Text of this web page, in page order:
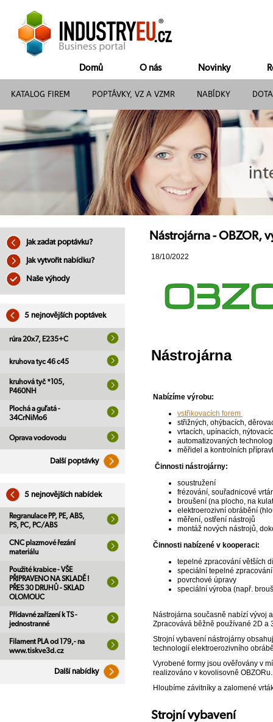
Domů O nás Novinky
KATALOG FIREM POPTÁVKY, VZ A VZMR NABÍDKY
Jak zadat poptávku?
Jak vytvořit nabídku?
Naše výhody
5 nejnovějších poptávek
rúra 20x7, E235+C
kruhova tyc 46 c45
kruhová tyč *105,
P460NH
Plochá a guľatá -
34CrNiMo6
Oprava vodovodu
Další poptávky
5 nejnovějších nabídek
Regranulace PP, PE, ABS,
PS, PC, PC/ABS
CNC plazmové řezání
materiálu
Použité krabice - VŠE
PŘIPRAVENO NA SKLADĚ !
PŘES 30 DRUHŮ - SKLAD
OLOMOUC
Přídavné zařízení k TS -
jednostranné
Filament PLA od 179,- na
www.tiskve3d.cz
Další nabídky
Nástrojárna - OBZOR,
18/10/2022
Nástrojárna
Nabízíme výrobu:
vstřikovacích forem
střižných, ohýbacích,
vrtacích, upínacích,
automatizovaných
měřidel a kontrolních
Činnosti nástrojárny:
soustružení
frézování, souřadnicové
broušení (na plocho, na
elektroerozivní obrábění
měření, ostření nástrojů
montáž nových nástrojů,
Činnosti nabízené v kooperaci:
tepelné zpracování větších
speciální tepelné
povrchové úpravy
speciální výroba (např.
Nástrojárna současně nabízí vývoj
Zpracovává běžně používané 2D a
Strojní vybavení nástrojárny
technologií elektroerozivního
Vyrobené formy jsou ověřovány v
realizováno v kovolisovně OBZORu.
Hloubíme závitníky a zalomené
Strojní vybavení